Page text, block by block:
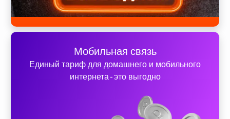
Мобильная связь
Единый тариф для домашнего и мобильного
интернета - это выгодно